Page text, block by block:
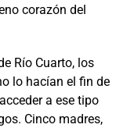
corazón del
Río Cuarto, los
lo hacían el fin de
a ese tipo
Cinco madres,